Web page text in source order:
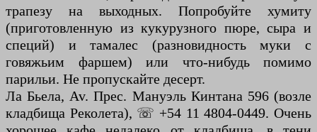
трапезу на выходных. Попробуйте хумиту
(приготовленную из кукурузного пюре, сыра и
специй) и тамалес (разновидность муки с
говяжьим фаршем) или что-нибудь помимо
парильи. Не пропускайте десерт.
Ла Бьела, Av. Прес. Мануэль Кинтана 596 (возле
кладбища Реколета), ☏ +54 11 4804-0449. Очень